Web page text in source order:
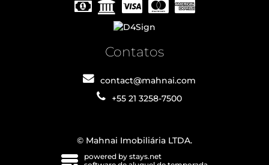
Contatos
contact@mahnai.com
+55 21 3258-7500
© Mahnai Imobiliária LTDA.
powered by stays.net